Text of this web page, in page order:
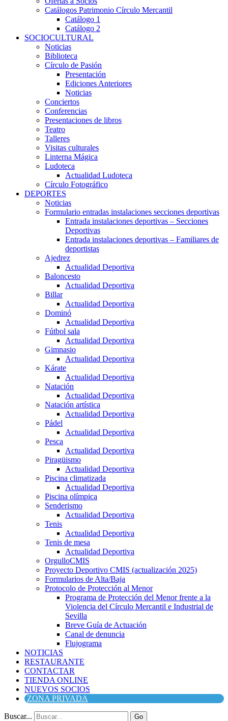
Catálogos Patrimonio Círculo Mercantil
Catálogo 1
Catálogo 2
SOCIOCULTURAL
Noticias
Biblioteca
Círculo de Pasión
Presentación
Ediciones Anteriores
Noticias
Conciertos
Conferencias
Presentaciones de libros
Teatro
Talleres
Visitas culturales
Linterna Mágica
Ludoteca
Actualidad Ludoteca
Círculo Fotográfico
DEPORTES
Noticias
Formulario entradas instalaciones secciones deportivas
Entrada instalaciones deportivas – Secciones
Deportivas
Entrada instalaciones deportivas – Familiares de
deportistas
Ajedrez
Actualidad Deportiva
Baloncesto
Actualidad Deportiva
Billar
Actualidad Deportiva
Dominó
Actualidad Deportiva
Fútbol sala
Actualidad Deportiva
Gimnasio
Actualidad Deportiva
Kárate
Actualidad Deportiva
Natación
Actualidad Deportiva
Natación artística
Actualidad Deportiva
Pádel
Actualidad Deportiva
Pesca
Actualidad Deportiva
Piragüismo
Actualidad Deportiva
Piscina climatizada
Actualidad Deportiva
Piscina olímpica
Senderismo
Actualidad Deportiva
Tenis
Actualidad Deportiva
Tenis de mesa
Actualidad Deportiva
OrgulloCMIS
Proyecto Deportivo CMIS (actualización 2025)
Formularios de Alta/Baja
Protocolo de Protección al Menor
Programa de Protección del Menor frente a la
Violencia del Círculo Mercantil e Industrial de
Sevilla
Breve Guía de Actuación
Canal de denuncia
Flujograma
NOTICIAS
RESTAURANTE
CONTACTAR
TIENDA ONLINE
NUEVOS SOCIOS
ZONA PRIVADA
Buscar... Go